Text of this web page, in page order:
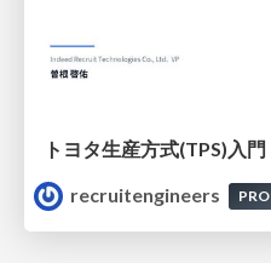
トヨタ⽣産⽅式(TPS)⼊⾨
recruitengineers
PRO